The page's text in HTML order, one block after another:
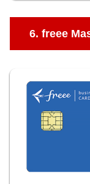
6. freee